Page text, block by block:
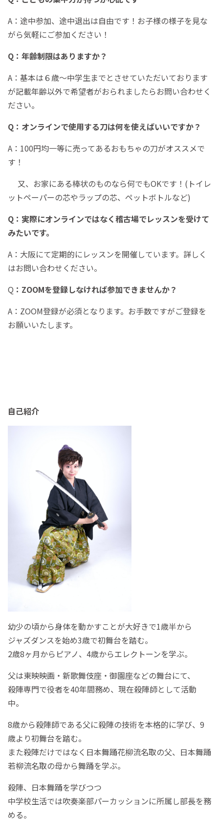
A：途中参加、途中退出は自由です！お子様の様子を見な
がら気軽にご参加ください！
Q：年齢制限はありますか？
A：基本は６歳～中学生までとさせていただいております
が記載年齢以外で希望者がおられましたらお問い合わせく
ださい。
Q：オンラインで使用する刀は何を使えばいいですか？
A：100円均一等に売ってあるおもちゃの刀がオススメで
す！
又、お家にある棒状のものなら何でもOKです！(トイレ
ットペーパーの芯やラップの芯、ペットボトルなど)
Q：実際にオンラインではなく稽古場でレッスンを受けて
みたいです。
A：大阪にて定期的にレッスンを開催しています。詳しく
はお問い合わせください。
Q ：ZOOMを登録しなければ参加できませんか？
A：ZOOM登録が必須となります。お手数ですがご登録を
お願いいたします。
自己紹介
幼少の頃から身体を動かすことが大好きで1歳半から
ジャズダンスを始め3歳で初舞台を踏む。
2歳8ヶ月からピアノ、4歳からエレクトーンを学ぶ。
父は東映映画・新歌舞伎座・御園座などの舞台にて、
殺陣専門で役者を40年間務め、現在殺陣師として活動
中。
8歳から殺陣師である父に殺陣の技術を本格的に学び、9
歳より初舞台を踏む。
また殺陣だけではなく日本舞踊花柳流名取の父、日本舞踊
若柳流名取の母から舞踊を学ぶ。
殺陣、日本舞踊を学びつつ
中学校生活では吹奏楽部パーカッションに所属し部長を務
める。